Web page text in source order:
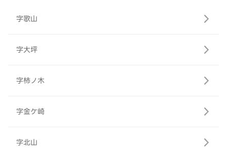
字歌山
字大坪
字柿ノ木
字金ケ崎
字北山